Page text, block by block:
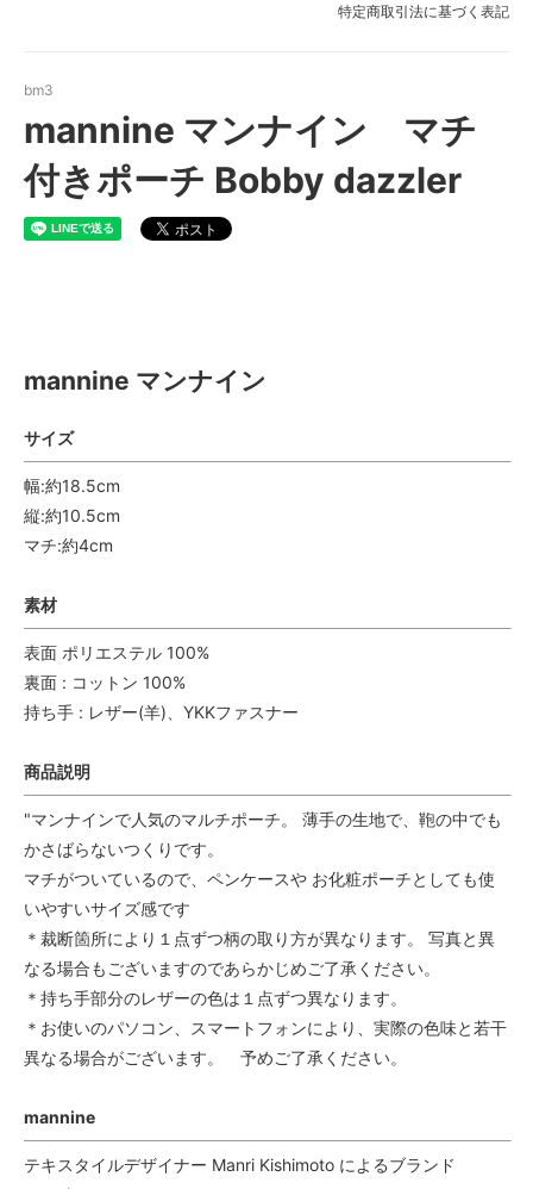
特定商取引法に基づく表記
bm3
mannine マンナイン マチ
付きポーチ Bobby dazzler
mannine マンナイン
サイズ
幅:約18.5cm
縦:約10.5cm
マチ:約4cm
素材
表面 ポリエステル 100%
裏面 : コットン 100%
持ち手 : レザー(羊)、YKKファスナー
商品説明
"マンナインで人気のマルチポーチ。 薄手の生地で、鞄の中でも
かさばらないつくりです。
マチがついているので、ペンケースや お化粧ポーチとしても使
いやすいサイズ感です
＊裁断箇所により１点ずつ柄の取り方が異なります。 写真と異
なる場合もございますのであらかじめご了承ください。
＊持ち手部分のレザーの色は１点ずつ異なります。
＊お使いのパソコン、スマートフォンにより、実際の色味と若干
異なる場合がございます。 予めご了承ください。
mannine
テキスタイルデザイナー Manri Kishimoto によるブランド